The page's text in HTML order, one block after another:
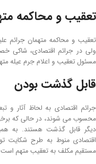
تعقیب و محاکمه
تعقیب و محاکمه متهمان جرائم
ولی در جرائم اقتصادی، شاکی
مسئول تعقیب و اعلام جرم عیله
قابل گذشت بودن
جرائم اقتصادی به لحاظ آثار و
محسوب می­ شوند، در حالی ­که
دیگر قابل گذشت هستند. به
اقتصادی منوط به طرح
مستقیم مکلف به تعقیب متهم